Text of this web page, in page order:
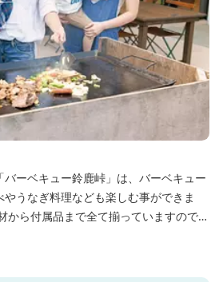
ーベキュー鈴鹿峠」は、バーベキュー
うなぎ料理なども楽しむ事ができま
！釣り掘がありますので、釣ったその
施設も完備していま
々なイベントで、ぜひご利用ください。